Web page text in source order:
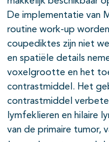
De implementatie van
routine work-up
coupediktes zijn niet
en spatiële details
voxelgrootte en het
contrastmiddel. Het
contrastmiddel
lymfeklieren en hilaire
van de primaire tumor,